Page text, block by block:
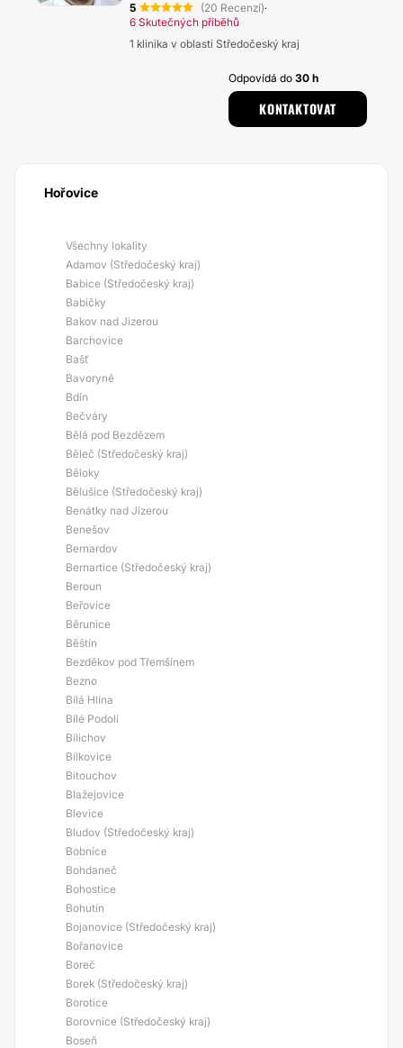
5 (20 Recenzí)·
6 Skutečných příběhů
1 klinika v oblasti Středočeský kraj
Odpovídá do30 h
KONTAKTOVAT
Hořovice
Všechny lokality
Adamov (Středočeský kraj)
Babice (Středočeský kraj)
Babičky
Bakov nad Jizerou
Barchovice
Bašť
Bavoryně
Bdín
Bečváry
Bělá pod Bezdězem
Běleč (Středočeský kraj)
Běloky
Bělušice (Středočeský kraj)
Benátky nad Jizerou
Benešov
Bernardov
Bernartice (Středočeský kraj)
Beroun
Beřovice
Běrunice
Běštín
Bezděkov pod Třemšínem
Bezno
Bílá Hlína
Bílé Podolí
Bílichov
Bílkovice
Bítouchov
Blažejovice
Blevice
Bludov (Středočeský kraj)
Bobnice
Bohdaneč
Bohostice
Bohutín
Bojanovice (Středočeský kraj)
Bořanovice
Boreč
Borek (Středočeský kraj)
Borotice
Borovnice (Středočeský kraj)
Boseň